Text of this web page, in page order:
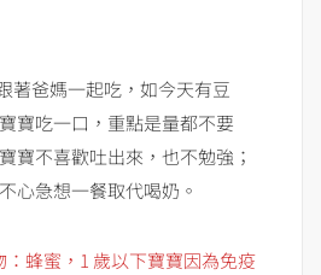
著爸媽一起吃，如今天有豆
寶吃一口，重點是量都不要
寶不喜歡吐出來，也不勉強；
心急想一餐取代喝奶。
蜂蜜，1 歲以下寶寶因為免疫